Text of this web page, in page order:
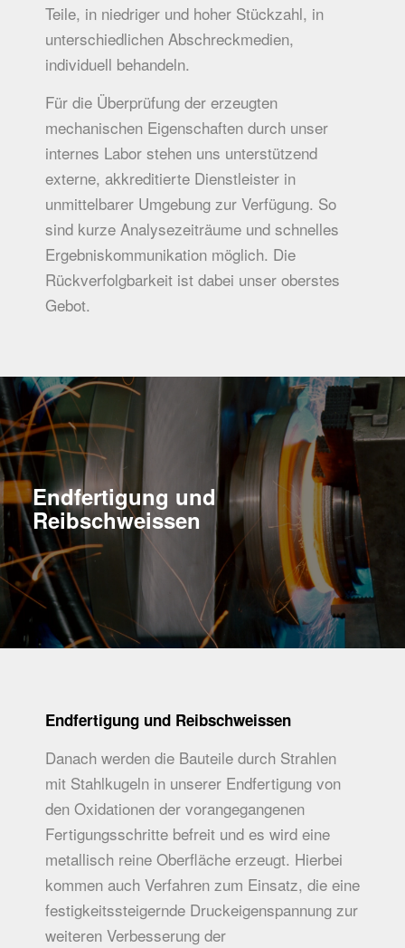
Teile, in niedriger und hoher Stückzahl, in
unterschiedlichen Abschreckmedien,
individuell behandeln.
Für die Überprüfung der erzeugten
mechanischen Eigenschaften durch unser
internes Labor stehen uns unterstützend
externe, akkreditierte Dienstleister in
unmittelbarer Umgebung zur Verfügung. So
sind kurze Analysezeiträume und schnelles
Ergebniskommunikation möglich. Die
Rückverfolgbarkeit ist dabei unser oberstes
Gebot.
Endfertigung und Reibschweissen
Danach werden die Bauteile durch Strahlen
mit Stahlkugeln in unserer Endfertigung von
den Oxidationen der vorangegangenen
Fertigungsschritte befreit und es wird eine
metallisch reine Oberfläche erzeugt. Hierbei
kommen auch Verfahren zum Einsatz, die eine
festigkeitssteigernde Druckeigenspannung zur
weiteren Verbesserung der
Endfertigung und
Reibschweissen